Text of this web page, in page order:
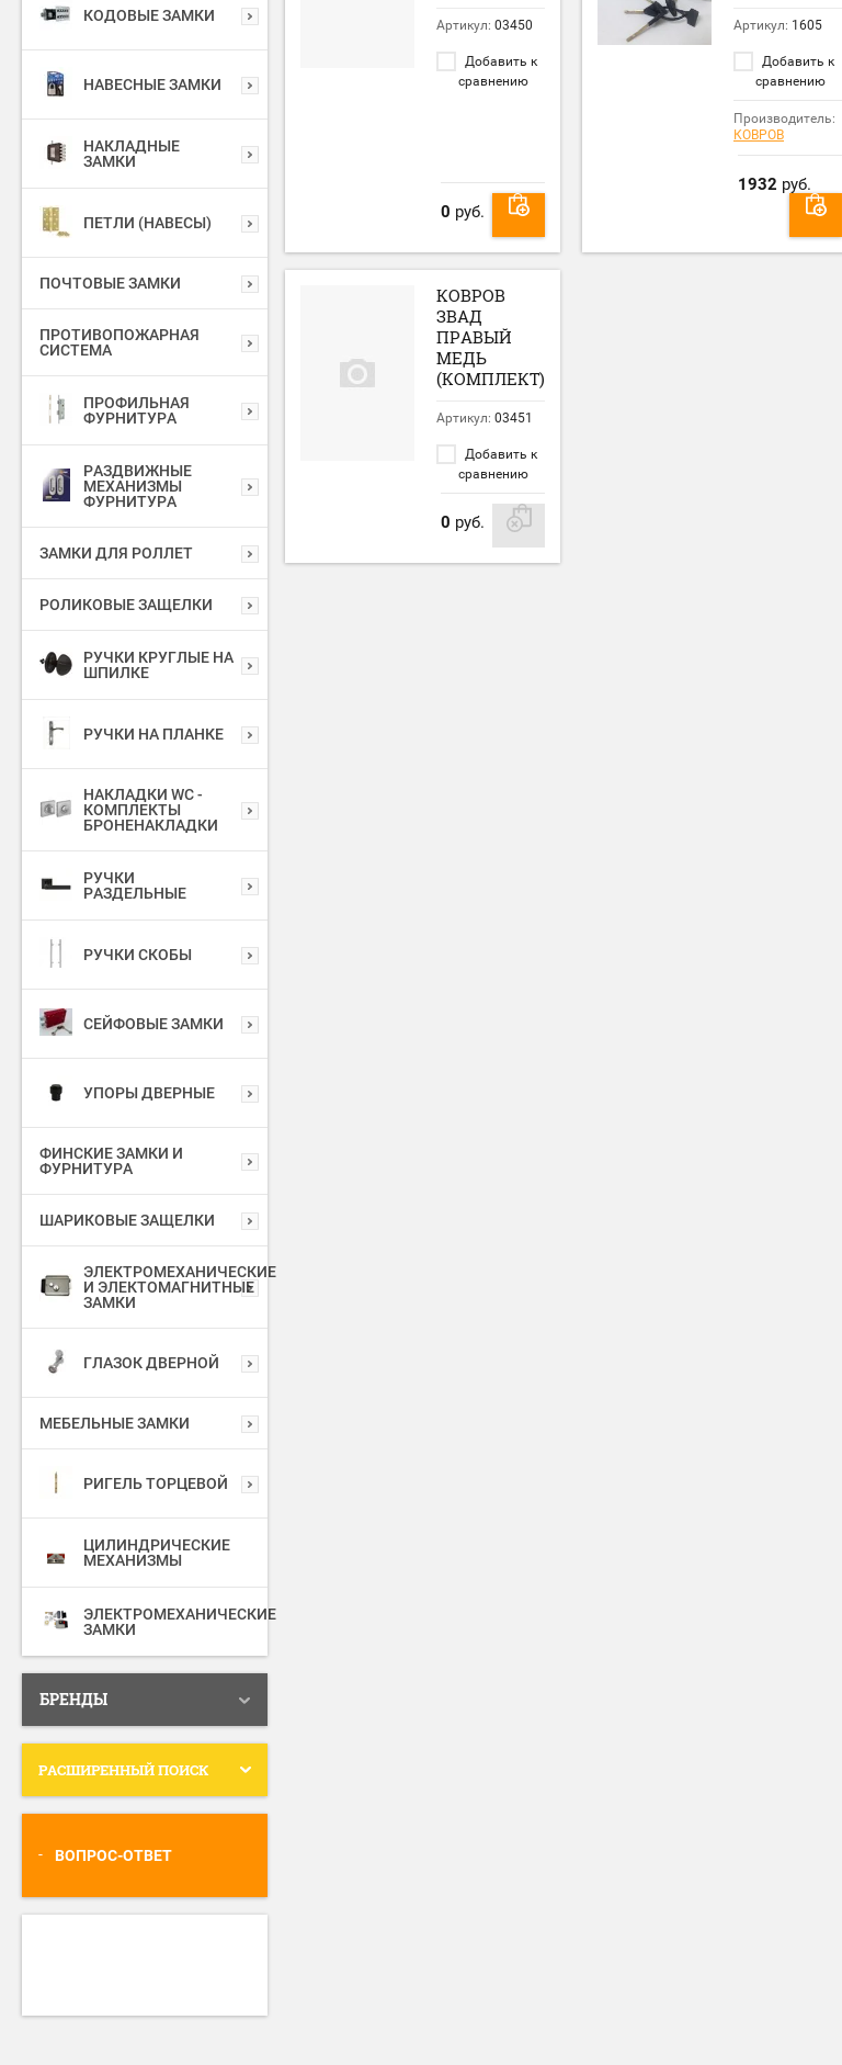
КОДОВЫЕ ЗАМКИ
НАВЕСНЫЕ ЗАМКИ
НАКЛАДНЫЕ
ЗАМКИ
ПЕТЛИ (НАВЕСЫ)
ПОЧТОВЫЕ ЗАМКИ
ПРОТИВОПОЖАРНАЯ
СИСТЕМА
ПРОФИЛЬНАЯ
ФУРНИТУРА
РАЗДВИЖНЫЕ
МЕХАНИЗМЫ
ФУРНИТУРА
ЗАМКИ ДЛЯ РОЛЛЕТ
РОЛИКОВЫЕ ЗАЩЕЛКИ
РУЧКИ КРУГЛЫЕ НА
ШПИЛКЕ
РУЧКИ НА ПЛАНКЕ
НАКЛАДКИ WC -
КОМПЛЕКТЫ
БРОНЕНАКЛАДКИ
РУЧКИ
РАЗДЕЛЬНЫЕ
РУЧКИ СКОБЫ
СЕЙФОВЫЕ ЗАМКИ
УПОРЫ ДВЕРНЫЕ
ФИНСКИЕ ЗАМКИ И
ФУРНИТУРА
ШАРИКОВЫЕ ЗАЩЕЛКИ
ЭЛЕКТРОМЕХАНИЧЕСКИЕ
И ЭЛЕКТОМАГНИТНЫЕ
ЗАМКИ
ГЛАЗОК ДВЕРНОЙ
МЕБЕЛЬНЫЕ ЗАМКИ
РИГЕЛЬ ТОРЦЕВОЙ
ЦИЛИНДРИЧЕСКИЕ
МЕХАНИЗМЫ
ЭЛЕКТРОМЕХАНИЧЕСКИЕ
ЗАМКИ
БРЕНДЫ
РАСШИРЕННЫЙ ПОИСК
ВОПРОС-ОТВЕТ
Артикул: 03450
Добавить к
сравнению
0 руб.
Артикул: 1605
Добавить к
сравнению
Производитель:
КОВРОВ
1932 руб.
КОВРОВ
ЗВАД
ПРАВЫЙ
МЕДЬ
(КОМПЛЕКТ)
Артикул: 03451
Добавить к
сравнению
0 руб.